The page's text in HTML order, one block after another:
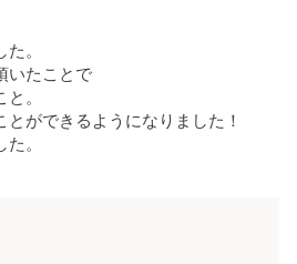
。
いたことで
。
とができるようになりました！
。